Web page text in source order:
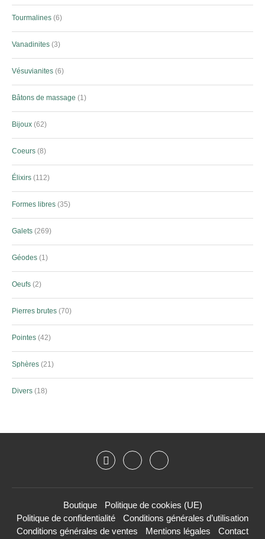
Tourmalines 6
Vanadinites 3
Vésuvianites 6
Bâtons de massage 1
Bijoux 62
Coeurs 8
Élixirs 112
Formes libres 35
Galets 269
Géodes 1
Oeufs 2
Pierres brutes 70
Pointes 42
Sphères 21
Divers 18
Boutique
Politique de cookies (UE)
Politique de confidentialité
Conditions générales d’utilisation
Conditions générales de ventes
Mentions légales Contact